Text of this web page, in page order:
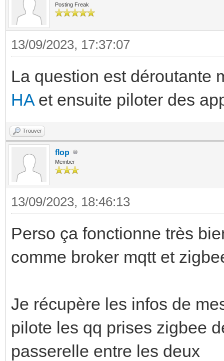
Posting Freak
13/09/2023, 17:37:07
La question est déroutante
HAet ensuite piloter des
Trouver
flop
Member
13/09/2023, 18:46:13
Perso ça fonctionne très
comme broker mqtt et
Je récupère les infos de
pilote les qq prises zigbee
passerelle entre les deux